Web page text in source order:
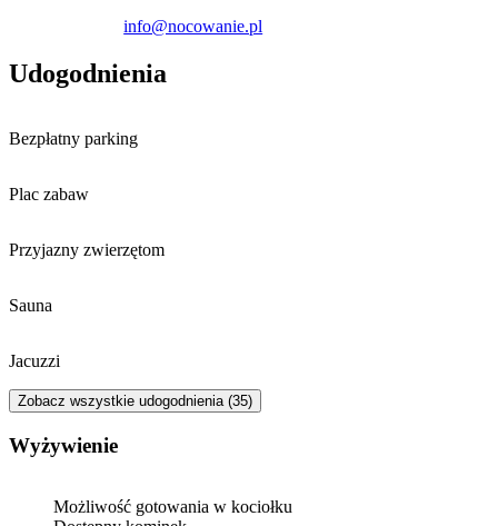
info@nocowanie.pl
Udogodnienia
Bezpłatny parking
Plac zabaw
Przyjazny zwierzętom
Sauna
Jacuzzi
Zobacz wszystkie udogodnienia (35)
Wyżywienie
Możliwość gotowania w kociołku